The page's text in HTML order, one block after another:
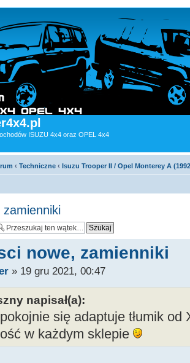
ISUZU 4x4 oraz OPEL 4x4
‹ Techniczne ‹ Isuzu Trooper II / Opel Monterey A
nowe, zamienniki
» 19 gru 2021, 00:47
napisał(a):
się adaptuje tłumik od
w każdym sklepie